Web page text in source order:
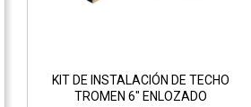
KIT DE INSTALACIÓN DE TECHO
TROMEN 6" ENLOZADO